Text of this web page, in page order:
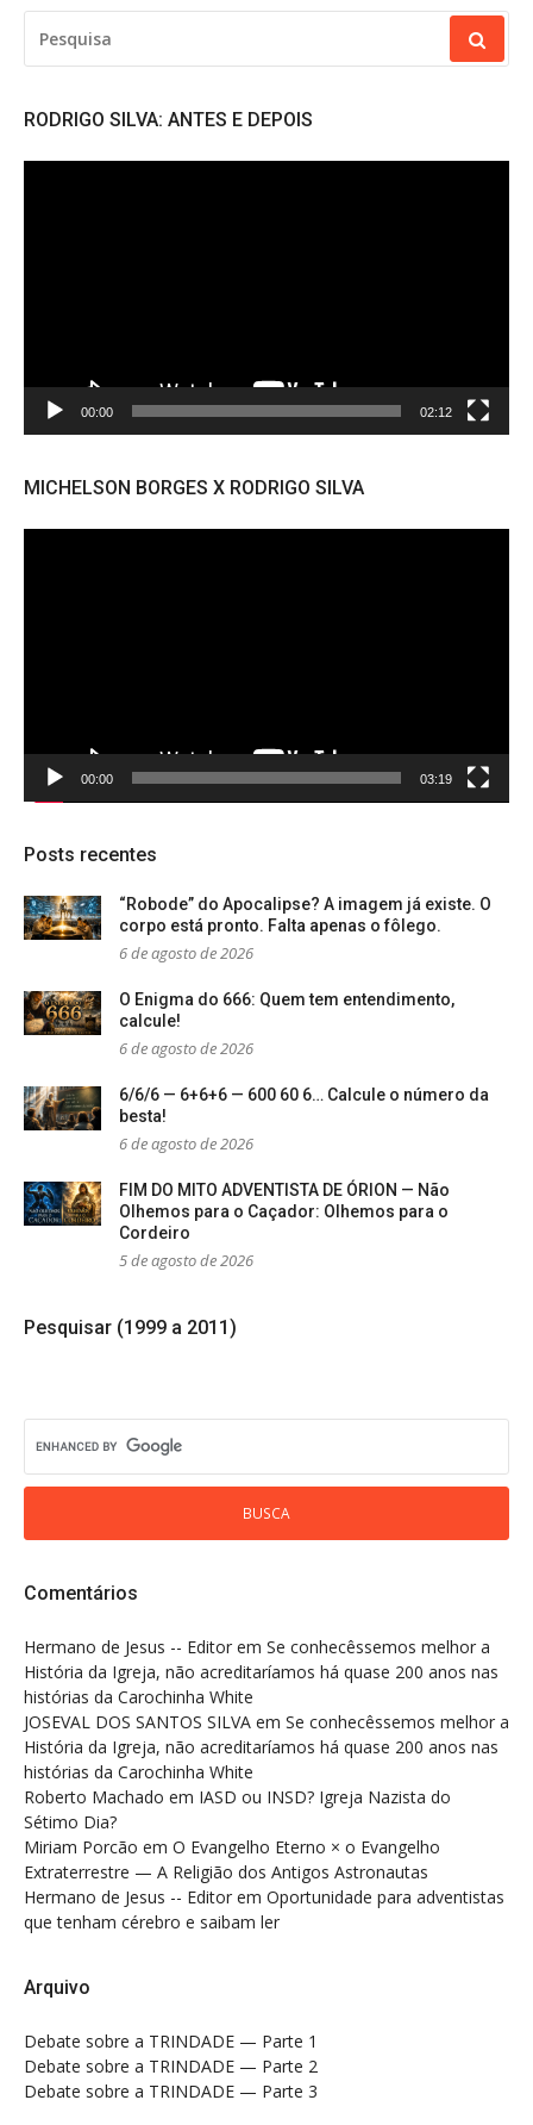
POR:
RODRIGO SILVA: ANTES E DEPOIS
00:00 02:12
MICHELSON BORGES X RODRIGO SILVA
00:00 03:19
Posts recentes
“Robode” do Apocalipse? A imagem já existe. O
corpo está pronto. Falta apenas o fôlego.
6 de agosto de 2026
O Enigma do 666: Quem tem entendimento,
calcule!
6 de agosto de 2026
6/6/6 — 6+6+6 — 600 60 6… Calcule o número da
besta!
6 de agosto de 2026
FIM DO MITO ADVENTISTA DE ÓRION — Não
Olhemos para o Caçador: Olhemos para o
Cordeiro
5 de agosto de 2026
Pesquisar (1999 a 2011)
Comentários
Hermano de Jesus -- Editor em Se conhecêssemos melhor a
História da Igreja, não acreditaríamos há quase 200 anos nas
histórias da Carochinha White
JOSEVAL DOS SANTOS SILVA em Se conhecêssemos melhor a
História da Igreja, não acreditaríamos há quase 200 anos nas
histórias da Carochinha White
Roberto Machado em IASD ou INSD? Igreja Nazista do
Sétimo Dia?
Miriam Porcão em O Evangelho Eterno × o Evangelho
Extraterrestre — A Religião dos Antigos Astronautas
Hermano de Jesus -- Editor em Oportunidade para adventistas
que tenham cérebro e saibam ler
Arquivo
Debate sobre a TRINDADE — Parte 1
Debate sobre a TRINDADE — Parte 2
Debate sobre a TRINDADE — Parte 3